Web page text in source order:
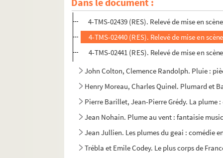
André Mouëzy-Eon, Alexandre Fontanes. Plein
4-TMS-02439 (RES). Relevé de mise en
4-TMS-02440 (RES). Relevé de mise en
4-TMS-02441 (RES). Relevé de mise en
John Colton, Clemence Randolph. Pluie :
Henry Moreau, Charles Quinel. Plumard et
Pierre Barillet, Jean-Pierre Grédy. La plume :
Jean Nohain. Plume au vent : fantaisie
Jean Jullien. Les plumes du geai : comédie
Trébla et Emile Codey. Le plus corps de